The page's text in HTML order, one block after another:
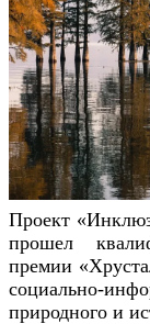
Проект
прошел
премии
социально-
природного и